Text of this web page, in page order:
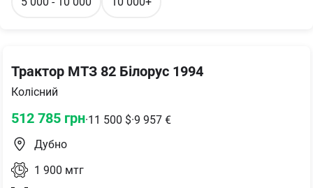
Трактор МТЗ 82 Білорус 1994
Колісний
512 785 грн·11 500 $·9 957 €
Дубно
1 900 мтг